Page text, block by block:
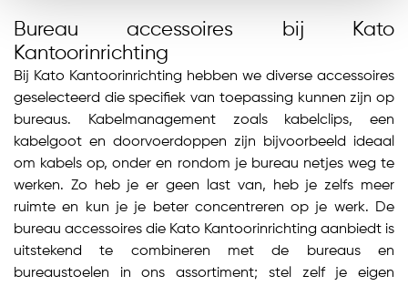
Bureau accessoires bij Kato
Kantoorinrichting
Bij Kato Kantoorinrichting hebben we diverse accessoires
geselecteerd die specifiek van toepassing kunnen zijn op
bureaus. Kabelmanagement zoals kabelclips, een
kabelgoot en doorvoerdoppen zijn bijvoorbeeld ideaal
om kabels op, onder en rondom je bureau netjes weg te
werken. Zo heb je er geen last van, heb je zelfs meer
ruimte en kun je je beter concentreren op je werk. De
bureau accessoires die Kato Kantoorinrichting aanbiedt is
uitstekend te combineren met de bureaus en
bureaustoelen in ons assortiment; stel zelf je eigen